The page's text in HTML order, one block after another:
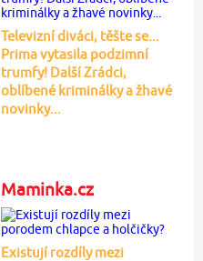
Televizní diváci, těšte se...
Prima vytasila podzimní
trumfy! Další Zrádci,
oblíbené kriminálky a žhavé
novinky...
Maminka.cz
Existují rozdíly mezi